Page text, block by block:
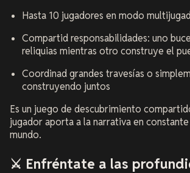
Hasta 10 jugadores en modo
Compartid responsabilidades: uno
reliquias mientras otro construye el
Coordinad grandes travesías o
construyendo juntos
Es un juego de descubrimiento
jugador aporta a la narrativa en
mundo.
⚔️ Enfréntate a las